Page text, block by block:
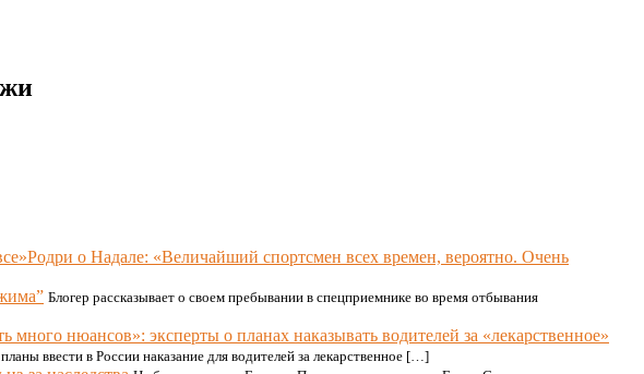
Родри о Надале: «Величайший спортсмен всех времен, вероятно. Очень
Блогер рассказывает о своем пребывании в спецприемнике во время отбывания
много нюансов»: эксперты о планах наказывать водителей за «лекарственное»
ввести в России наказание для водителей за лекарственное […]